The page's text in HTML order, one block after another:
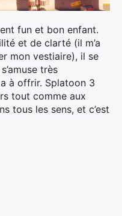
fun et bon enfant.
et de clarté (il m’a
mon vestiaire), il se
très
à offrir. Splatoon 3
tout comme aux
tous les sens, et c’est